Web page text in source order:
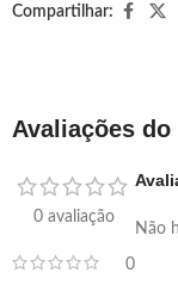
Compartilhar:
Avaliações
0 avaliação
0
Não